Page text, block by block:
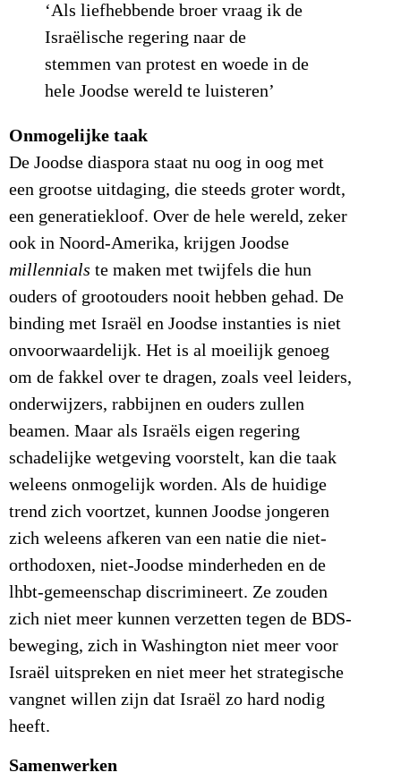
‘Als liefhebbende broer vraag ik de
Israëlische regering naar de
stemmen van protest en woede in de
hele Joodse wereld te luisteren’
Onmogelijke taak
De Joodse diaspora staat nu oog in oog met
een grootse uitdaging, die steeds groter wordt,
een generatiekloof. Over de hele wereld, zeker
ook in Noord-Amerika, krijgen Joodse
millennials te maken met twijfels die hun
ouders of grootouders nooit hebben gehad. De
binding met Israël en Joodse instanties is niet
onvoorwaardelijk. Het is al moeilijk genoeg
om de fakkel over te dragen, zoals veel leiders,
onderwijzers, rabbijnen en ouders zullen
beamen. Maar als Israëls eigen regering
schadelijke wetgeving voorstelt, kan die taak
weleens onmogelijk worden. Als de huidige
trend zich voortzet, kunnen Joodse jongeren
zich weleens afkeren van een natie die niet-
orthodoxen, niet-Joodse minderheden en de
lhbt-gemeenschap discrimineert. Ze zouden
zich niet meer kunnen verzetten tegen de BDS-
beweging, zich in Washington niet meer voor
Israël uitspreken en niet meer het strategische
vangnet willen zijn dat Israël zo hard nodig
heeft.
Samenwerken